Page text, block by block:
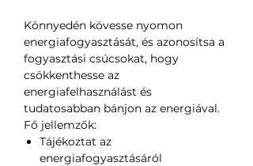
Könnyedén kövesse nyomon
energiafogyasztását, és azonosítsa a
fogyasztási csúcsokat, hogy
csökkenthesse az
energiafelhasználást és
tudatosabban bánjon az energiával.
Fő jellemzők:
Tájékoztat az
energiafogyasztásáról